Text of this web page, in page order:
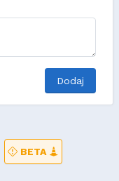
Dodaj
BETA